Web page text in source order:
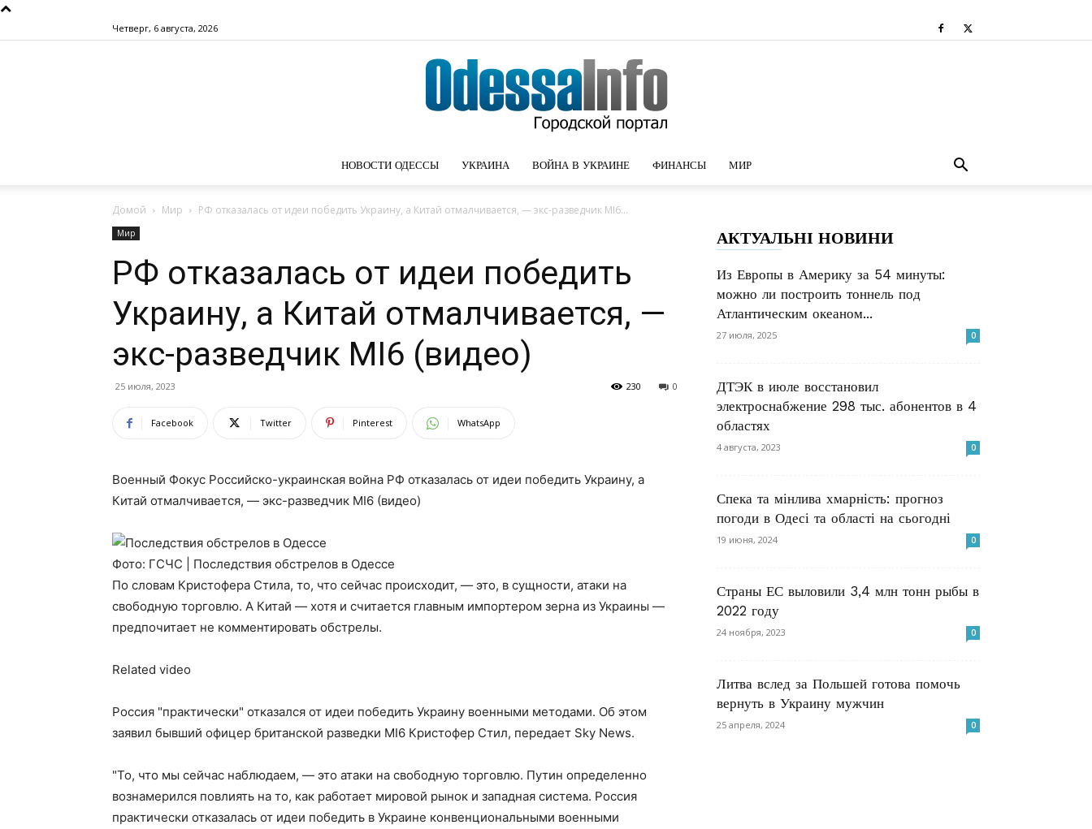
Четверг, 6 августа, 2026
Одессы
НОВОСТИ ОДЕССЫ УКРАИНА ВОЙНА В УКРАИНЕ ФИНАНСЫ МИР
Домой Мир РФ отказалась от идеи победить Украину, а Китай отмалчивается, — экс-разведчик MI6...
Мир
РФ отказалась от идеи победить
Украину, а Китай отмалчивается, —
экс-разведчик MI6 (видео)
25 июля, 2023 0
230
Facebook Twitter Pinterest WhatsApp
Военный Фокус Российско-украинская война РФ отказалась от идеи победить Украину, а
Китай отмалчивается, — экс-разведчик MI6 (видео)
Фото: ГСЧС | Последствия обстрелов в Одессе
По словам Кристофера Стила, то, что сейчас происходит, — это, в сущности, атаки на
свободную торговлю. А Китай — хотя и считается главным импортером зерна из Украины —
предпочитает не комментировать обстрелы.
Related video
Россия "практически" отказался от идеи победить Украину военными методами. Об этом
заявил бывший офицер британской разведки MI6 Кристофер Стил, передает Sky News.
"То, что мы сейчас наблюдаем, — это атаки на свободную торговлю. Путин определенно
вознамерился повлиять на то, как работает мировой рынок и западная система. Россия
практически отказалась от идеи победить в Украине конвенциональными военными
АКТУАЛЬНІ НОВИНИ
Из Европы в Америку за 54 минуты:
можно ли построить тоннель под
Атлантическим океаном...
27 июля, 2025 0
ДТЭК в июле восстановил
электроснабжение 298 тыс. абонентов в 4
областях
4 августа, 2023 0
Спека та мінлива хмарність: прогноз
погоди в Одесі та області на сьогодні
19 июня, 2024 0
Страны ЕС выловили 3,4 млн тонн рыбы в
2022 году
24 ноября, 2023 0
Литва вслед за Польшей готова помочь
вернуть в Украину мужчин
25 апреля, 2024 0